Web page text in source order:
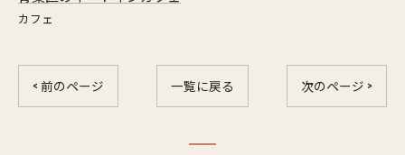
カフェ
< 前のページ 一覧に戻る 次のページ >